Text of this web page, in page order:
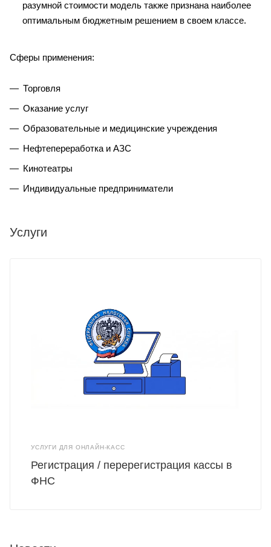
разумной стоимости модель также признана наиболее
оптимальным бюджетным решением в своем классе.
Сферы применения:
Торговля
Оказание услуг
Образовательные и медицинские учреждения
Нефтепереработка и АЗС
Кинотеатры
Индивидуальные предприниматели
Услуги
УСЛУГИ ДЛЯ ОНЛАЙН-КАСС
Регистрация / перерегистрация кассы в
ФНС